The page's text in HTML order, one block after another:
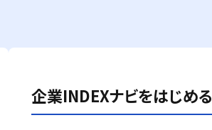
企業INDEXナビをはじめる